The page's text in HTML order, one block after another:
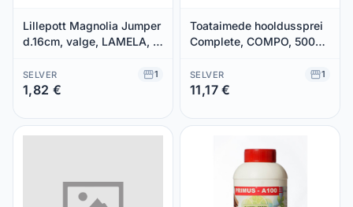
Lillepott Magnolia Jumper
d.16cm, valge, LAMELA, 1
SELVER 1
1,82 €
Toataimede hooldussprei
Complete, COMPO, 500
SELVER 1
11,17 €